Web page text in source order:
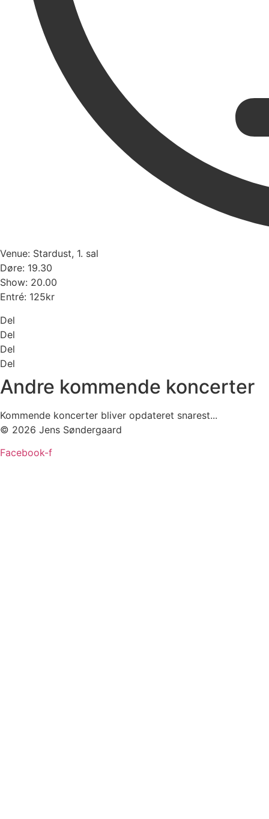
Venue: Stardust, 1. sal
Døre: 19.30
Show: 20.00
Entré: 125kr
Del
Del
Del
Del
Andre kommende koncerter
Kommende koncerter bliver opdateret snarest...
© 2026 Jens Søndergaard
Facebook-f